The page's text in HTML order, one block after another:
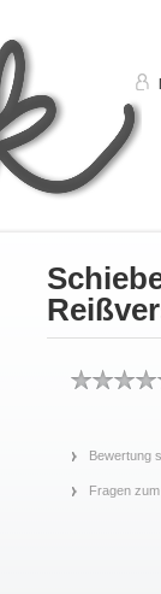
Bewertung
Fragen